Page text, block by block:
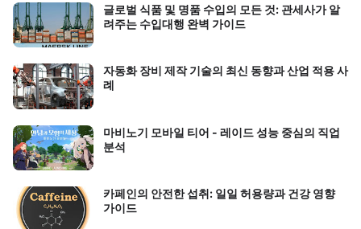
글로벌 식품 및 명품 수입의 모든 것: 관세사가 알
려주는 수입대행 완벽 가이드
자동화 장비 제작 기술의 최신 동향과 산업 적용 사
례
마비노기 모바일 티어 - 레이드 성능 중심의 직업
분석
카페인의 안전한 섭취: 일일 허용량과 건강 영향
가이드